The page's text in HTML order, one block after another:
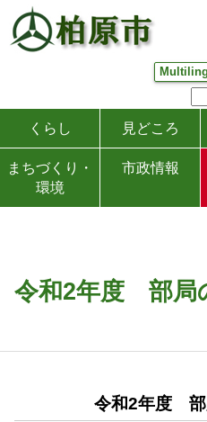
くらし 見どころ
まちづくり・
環境
市政情報
令和2年度 部局
令和2年度 部